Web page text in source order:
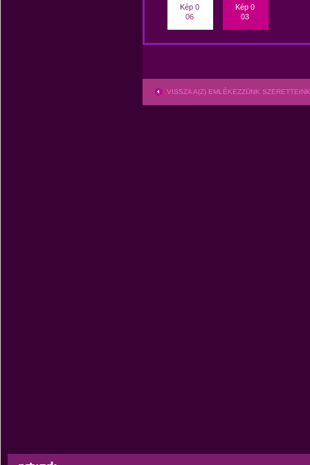
Kép 0
06
Kép 0
03
VISSZA A(Z) EMLÉKEZZÜNK